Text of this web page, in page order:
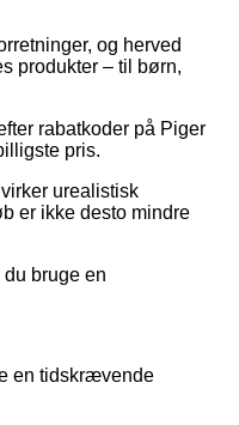
og herved
produkter – til børn,
rabatkoder på Piger
pris.
urealistisk
er ikke desto mindre
bruge en
en tidskrævende